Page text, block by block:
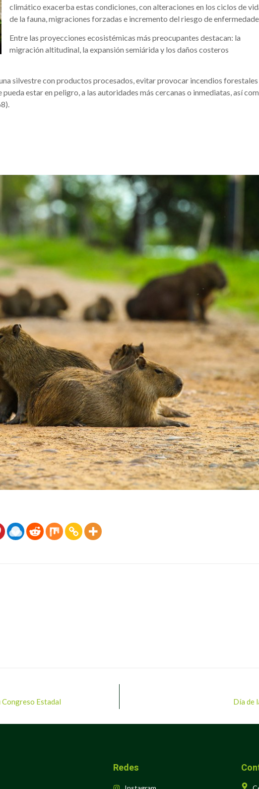
climático exacerba estas condiciones, con alteraciones en los ciclos de
de la fauna, migraciones forzadas e incremento del riesgo de
Entre las proyecciones ecosistémicas más preocupantes destacan: la
migración altitudinal, la expansión semiárida y los daños costeros
silvestre con productos procesados, evitar provocar incendios
estar en peligro, a las autoridades más cercanas o inmediatas, así
Congreso Estadal Día de
Redes